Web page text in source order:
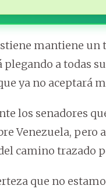
mantiene un
a todas
ya no aceptará
los senadores
Venezuela, pero
camino trazado
que no